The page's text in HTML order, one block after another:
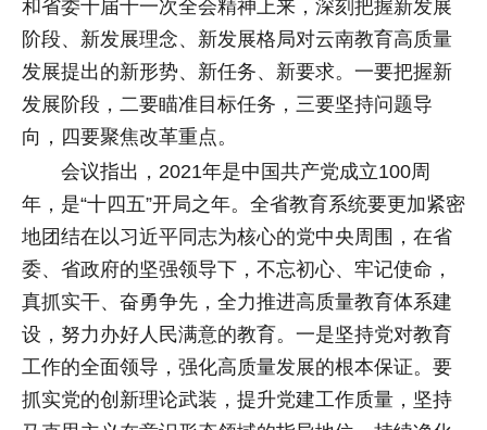
和省委十届十一次全会精神上来，深刻把握新发展
阶段、新发展理念、新发展格局对云南教育高质量
发展提出的新形势、新任务、新要求。一要把握新
发展阶段，二要瞄准目标任务，三要坚持问题导
向，四要聚焦改革重点。
会议指出，2021年是中国共产党成立100周
年，是“十四五”开局之年。全省教育系统要更加紧密
地团结在以习近平同志为核心的党中央周围，在省
委、省政府的坚强领导下，不忘初心、牢记使命，
真抓实干、奋勇争先，全力推进高质量教育体系建
设，努力办好人民满意的教育。一是坚持党对教育
工作的全面领导，强化高质量发展的根本保证。要
抓实党的创新理论武装，提升党建工作质量，坚持